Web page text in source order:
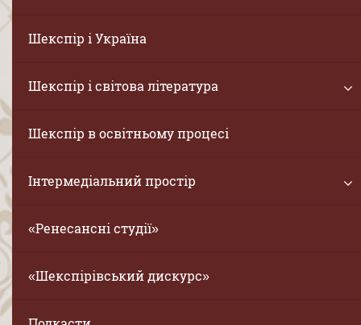
Шекспір і Україна
Шекспір і світова література
Шекспір в освітньому процесі
Інтермедіальний простір
«Ренесансні студії»
«Шекспірівський дискурс»